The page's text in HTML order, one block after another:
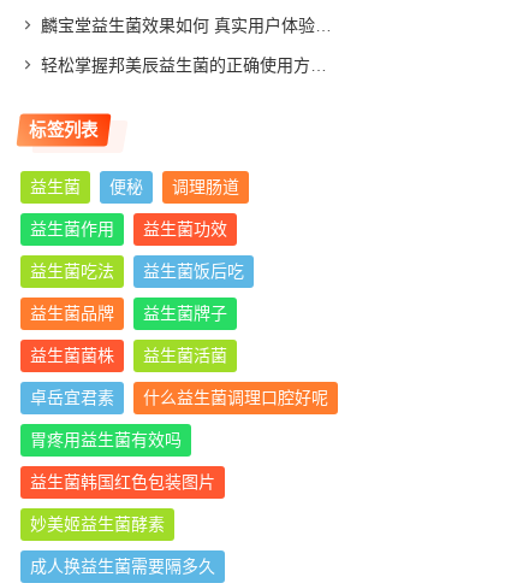
麟宝堂益生菌效果如何 真实用户体验分享与评测分析
轻松掌握邦美辰益生菌的正确使用方法，让你肠道更舒适
标签列表
益生菌 便秘 调理肠道
益生菌作用 益生菌功效
益生菌吃法 益生菌饭后吃
益生菌品牌 益生菌牌子
益生菌菌株 益生菌活菌
卓岳宜君素 什么益生菌调理口腔好呢
胃疼用益生菌有效吗
益生菌韩国红色包装图片
妙美姬益生菌酵素
成人换益生菌需要隔多久